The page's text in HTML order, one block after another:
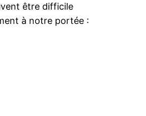
être difficile
à notre portée :